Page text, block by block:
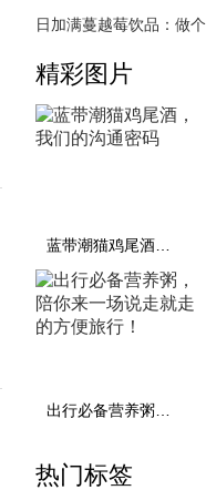
日加满蔓越莓饮品：做个
精彩图片
热门标签